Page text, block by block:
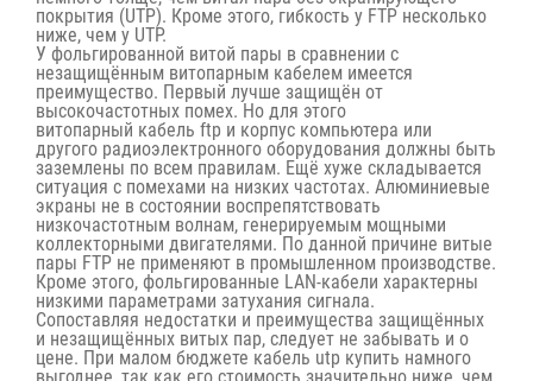
покрытия (UTP). Кроме этого, гибкость у FTP несколько
ниже, чем у UTP.
У фольгированной витой пары в сравнении с
незащищённым витопарным кабелем имеется
преимущество. Первый лучше защищён от
высокочастотных помех. Но для этого
витопарный кабель ftp и корпус компьютера или
другого радиоэлектронного оборудования должны быть
заземлены по всем правилам. Ещё хуже складывается
ситуация с помехами на низких частотах. Алюминиевые
экраны не в состоянии воспрепятствовать
низкочастотным волнам, генерируемым мощными
коллекторными двигателями. По данной причине витые
пары FTP не применяют в промышленном производстве.
Кроме этого, фольгированные LAN-кабели характерны
низкими параметрами затухания сигнала.
Сопоставляя недостатки и преимущества защищённых
и незащищённых витых пар, следует не забывать и о
цене. При малом бюджете кабель utp купить намного